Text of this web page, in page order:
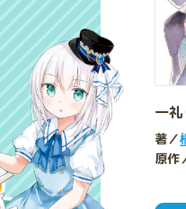
一
著／
原作